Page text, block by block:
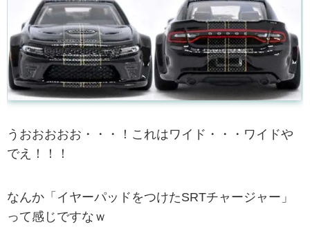
うおおおおお・・・！これはワイド・・・ワイドや
でえ！！！
なんか「イヤーパッドをつけたSRTチャージャー」
って感じですなｗ